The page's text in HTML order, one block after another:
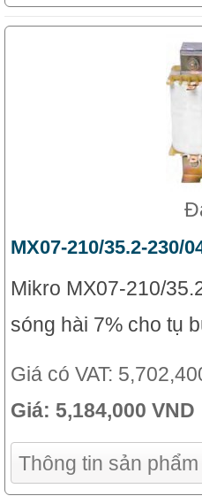
MX07-210/35.2-230/
Mikro MX07-210/
sóng hài 7% cho tụ
Giá có VAT:
Giá: 5,184,000 VND
Thông tin sản phẩm